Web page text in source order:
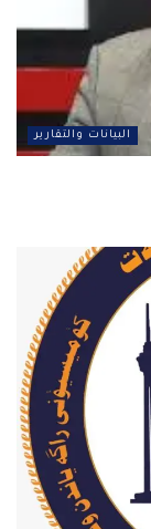
البيانات والتقارير